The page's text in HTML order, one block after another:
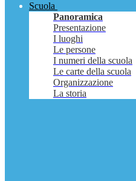
Scuola
Panoramica
Presentazione
I luoghi
Le persone
I numeri della scuola
Le carte della scuola
Organizzazione
La storia